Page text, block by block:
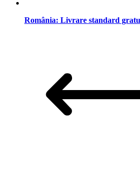
România: Livrare standard